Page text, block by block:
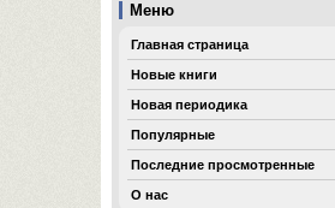
Меню
Главная страница
Новые книги
Новая периодика
Популярные
Последние просмотренные
О нас